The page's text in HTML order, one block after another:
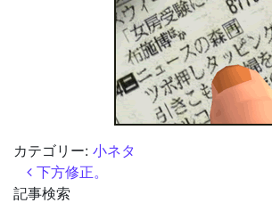
カテゴリー: 小ネタ
投稿ナビゲーション
下方修正。
記事検索